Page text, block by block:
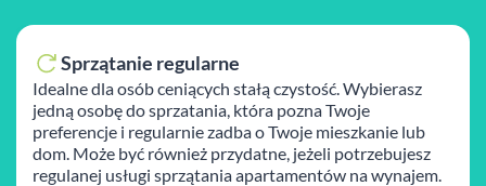
Sprzątanie regularne
Idealne dla osób ceniących stałą czystość. Wybierasz
jedną osobę do sprzatania, która pozna Twoje
preferencje i regularnie zadba o Twoje mieszkanie lub
dom. Może być również przydatne, jeżeli potrzebujesz
regulanej usługi sprzątania apartamentów na wynajem.